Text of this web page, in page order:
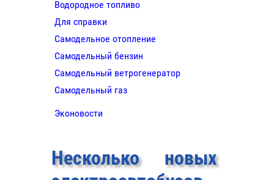
Водородное топливо
Для справки
Самодельное отопление
Самодельный бензин
Самодельный ветрогенератор
Самодельный газ
Эконовости
Несколько новых